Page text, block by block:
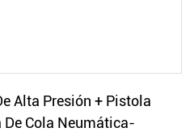
Alta Presión + Pistola
Cola Neumática-